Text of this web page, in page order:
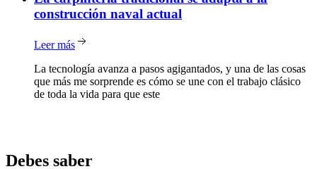
construcción naval actual
Leer más
La tecnología avanza a pasos agigantados, y una de las cosas
que más me sorprende es cómo se une con el trabajo clásico
de toda la vida para que este
Debes saber